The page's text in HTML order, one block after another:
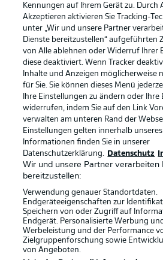
Rechtliche Hinweise
Datenschutz
Broadcaster
Jobs
Partner
Liveticker
Kennungen auf Ihrem Gerät zu. Durch
Akzeptieren aktivieren Sie Tracking-
unter „Wir und unsere Partner
Dienste bereitzustellen“ aufgeführten
von Alle ablehnen oder Widerruf Ihrer
diese deaktiviert. Wenn Tracker
Inhalte und Anzeigen möglicherweise
für Sie. Sie können dieses Menü
Ihre Einstellungen zu ändern oder Ihre
widerrufen, indem Sie auf den Link
verwalten am unteren Rand der
Einstellungen gelten innerhalb
Informationen finden Sie in unserer
Datenschutzerklärung.
Datenschutz
Wir und unsere Partner verarbeiten
bereitzustellen:
Verwendung genauer Standortdaten.
Endgeräteeigenschaften zur
Speichern von oder Zugriff auf
Endgerät. Personalisierte Werbung
Werbeleistung und der Performance
Zielgruppenforschung sowie
von Angeboten.